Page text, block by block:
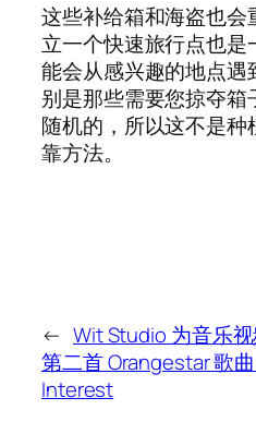
这些补给箱和海盗也会
立一个快速旅行点也
能会从感兴趣的地点
别是那些需要您掠夺箱
随机的，所以这不是
靠方法。
← Wit Studio 为音乐
第二首 Orangestar 歌
Interest